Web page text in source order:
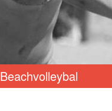
Beachvolleybal